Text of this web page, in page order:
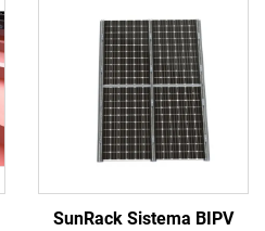
SunRack Sistema BIPV